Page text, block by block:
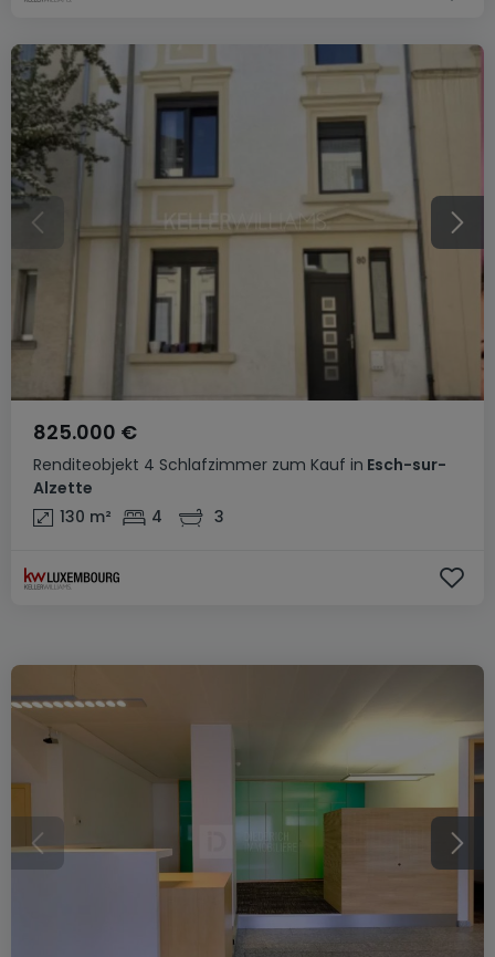
Renditeobjekt 4 Schlafzimmer zum Kauf in Esch-sur-
Alzette
825.000 €
130 m² 4 3